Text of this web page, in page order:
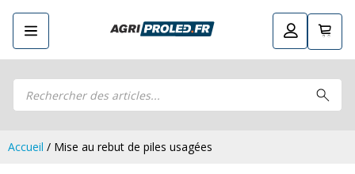
Recherche
produits
Guide LED
Composez votre propre kit LED
Phares de travail LED
Retourner
Guide LED Composez votre propre kit LED
Phares de travail LED
Accueil / Mise au rebut de piles usagées